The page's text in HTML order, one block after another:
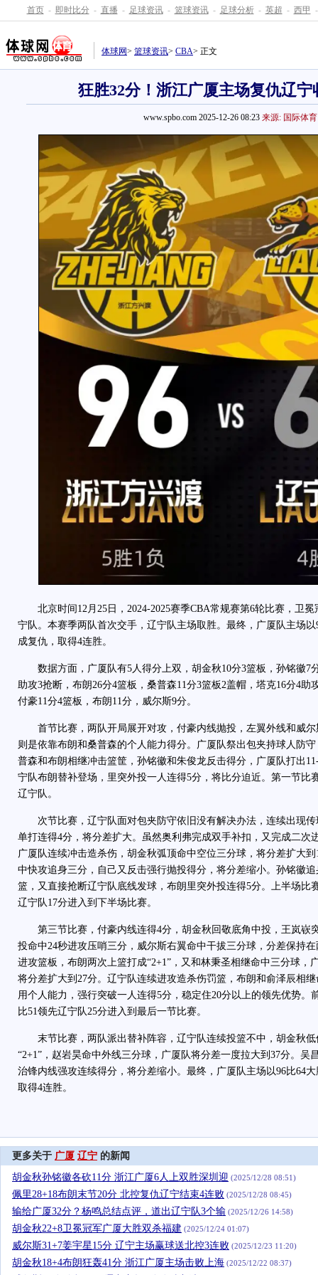
首页 - 即时比分 - 直播 - 足球资讯 - 篮球资讯 - 足球分析 - 英超 - 西甲 -
体球网> 篮球资讯> CBA> 正文
狂胜32分！浙江广厦主场复仇辽宁
www.spbo.com 2025-12-26 08:23 来源: 国际体育
北京时间12月25日，2024-2025赛季CBA常规赛第6轮比赛，卫冕
宁队。本赛季两队首次交手，辽宁队主场取胜。最终，广厦队主场
成复仇，取得4连胜。
数据方面，广厦队有5人得分上双，胡金秋10分3篮板，孙铭徽7
助攻3抢断，布朗26分4篮板，桑普森11分3篮板2盖帽，塔克16分4助
付豪11分4篮板，布朗11分，威尔斯9分。
首节比赛，两队开局展开对攻，付豪内线抛投，左翼外线和威尔
则是依靠布朗和桑普森的个人能力得分。广厦队祭出包夹持球人防
普森和布朗相继冲击篮筐，孙铭徽和朱俊龙反击得分，广厦队打出
宁队布朗替补登场，里突外投一人连得5分，将比分迫近。第一节比
辽宁队。
次节比赛，辽宁队面对包夹防守依旧没有解决办法，连续出现传
单打连得4分，将分差扩大。虽然奥利弗完成双手补扣，又完成二次
广厦队连续冲击造杀伤，胡金秋弧顶命中空位三分球，将分差扩大
中快攻追身三分，自己又反击强行抛投得分，将分差缩小。孙铭徽
篮，又直接抢断辽宁队底线发球，布朗里突外投连得5分。上半场比
辽宁队17分进入到下半场比赛。
第三节比赛，付豪内线连得4分，胡金秋回敬底角中投，王岚嵚
投命中24秒进攻压哨三分，威尔斯右翼命中干拔三分球，分差保持
进攻篮板，布朗两次上篮打成“2+1”，又和林秉圣相继命中三分球，
将分差扩大到27分。辽宁队连续进攻造杀伤罚篮，布朗和俞泽辰相
用个人能力，强行突破一人连得5分，稳定住20分以上的领先优势。
比51领先辽宁队25分进入到最后一节比赛。
末节比赛，两队派出替补阵容，辽宁队连续投篮不中，胡金秋低
“2+1”，赵岩昊命中外线三分球，广厦队将分差一度拉大到37分。吴
治锋内线强攻连续得分，将分差缩小。最终，广厦队主场以96比64
取得4连胜。
更多关于 广厦 辽宁 的新闻
胡金秋孙铭徽各砍11分 浙江广厦6人上双胜深圳迎 (2025/12/28 08:51)
佩里28+18布朗末节20分 北控复仇辽宁结束4连败 (2025/12/28 08:45)
输给广厦32分？杨鸣总结点评，道出辽宁队3个输 (2025/12/26 14:58)
胡金秋22+8卫冕冠军广厦大胜双杀福建 (2025/12/24 01:07)
威尔斯31+7姜宇星15分 辽宁主场赢球送北控3连败 (2025/12/23 11:20)
胡金秋18+4布朗狂轰41分 浙江广厦主场击败上海 (2025/12/22 08:37)